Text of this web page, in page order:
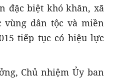
đặc biệt khó khăn, xã
dân tộc và miền
tiếp tục có hiệu lực
Chủ nhiệm Ủy ban